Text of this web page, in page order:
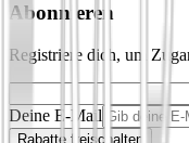
Abonnieren
Registriere dich, um
Deine E-Mail
Rabatte freischalten